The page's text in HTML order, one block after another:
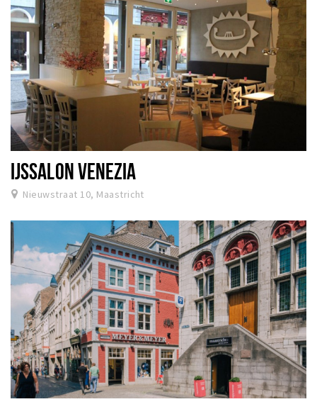
IJSSALON VENEZIA
Nieuwstraat 10, Maastricht